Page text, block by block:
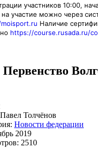
участников 10:00,
на участие можно через
Наличие
https://course.rusada.ru/
Толчёнов
Новости федерации
2019
2510